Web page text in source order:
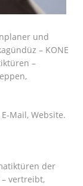
und
– KONE
–
Mail, Website.
der
vertreibt,